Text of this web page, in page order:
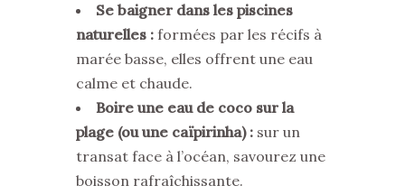
Se baigner dans les piscines
naturelles : formées par les récifs à
marée basse, elles offrent une eau
calme et chaude.
Boire une eau de coco sur la
plage (ou une caïpirinha) : sur un
transat face à l’océan, savourez une
boisson rafraîchissante.